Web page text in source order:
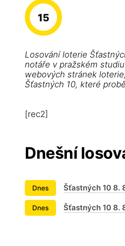
15
Losování loterie
notáře v pražském
webových stránek
Šťastných 10, které
[rec2]
Dnešní
Dnes Šťastných 10 8.
Dnes Šťastných 10 8.